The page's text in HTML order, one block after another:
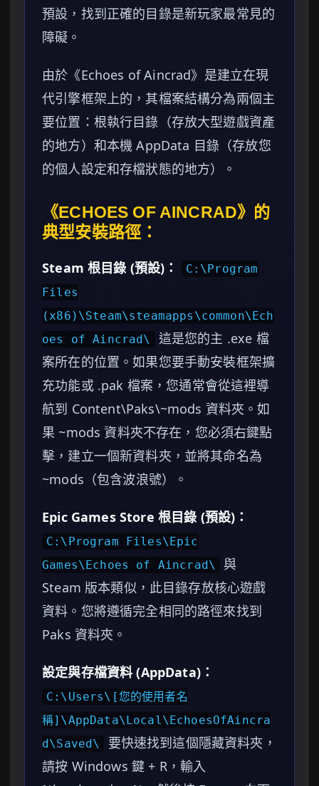
預設，找到正確的目錄是新玩家最常見的
障礙。
由於《Echoes of Aincrad》是建立在現
代引擎框架上的，其檔案結構分為兩個主
要位置：根執行目錄（存放大型遊戲資產
的地方）和本機 AppData 目錄（存放您
的個人設定和存檔狀態的地方）。
《ECHOES OF AINCRAD》的
典型安裝路徑：
Steam 根目錄 (預設)：
C:\Program
Files
(x86)\Steam\steamapps\common\Ech
oes of Aincrad\
這是您的主 .exe 檔
案所在的位置。如果您要手動安裝框架擴
充功能或 .pak 檔案，您通常會從這裡導
航到 Content\Paks\~mods 資料夾。如
果 ~mods 資料夾不存在，您必須右鍵點
擊，建立一個新資料夾，並將其命名為
~mods（包含波浪號）。
Epic Games Store 根目錄 (預設)：
C:\Program Files\Epic
Games\Echoes of Aincrad\
與
Steam 版本類似，此目錄存放核心遊戲
資料。您將遵循完全相同的路徑來找到
Paks 資料夾。
設定與存檔資料 (AppData)：
C:\Users\[您的使用者名
稱]\AppData\Local\EchoesOfAincra
d\Saved\
要快速找到這個隱藏資料夾，
請按 Windows 鍵 + R，輸入